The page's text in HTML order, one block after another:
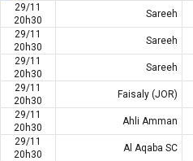
29/11
20h30
Sareeh
29/11
20h30
Sareeh
29/11
20h30
Sareeh
29/11
20h30
Faisaly (JOR)
29/11
20h30
Ahli Amman
29/11
20h30
Al Aqaba SC